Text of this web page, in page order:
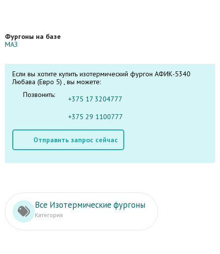
Фургоны на базе
МАЗ
Если вы хотите купить изотермический фургон АФИК-5340
Любава (Евро 5) , вы можете:
Позвонить:
+375 17 3204777
+375 29 1100777
Отправить запрос сейчас
Все Изотермические фургоны
Категория